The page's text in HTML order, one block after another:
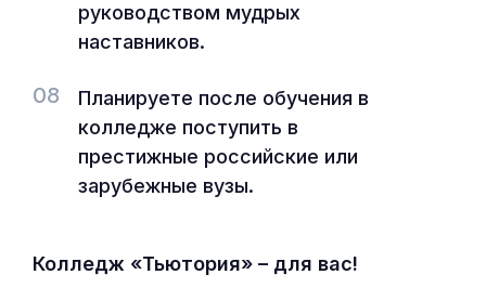
руководством мудрых
наставников.
08
Планируете после обучения в
колледже поступить в
престижные российские или
зарубежные вузы.
Колледж «Тьютория» – для вас!